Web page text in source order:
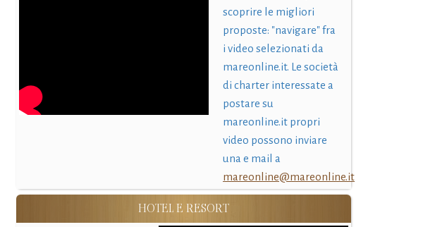
scoprire le migliori
proposte: "navigare" fra
i video selezionati da
mareonline.it. Le società
di charter interessate a
postare su
mareonline.it propri
video possono inviare
una e mail a
mareonline@mareonline.it
HOTEL E RESORT